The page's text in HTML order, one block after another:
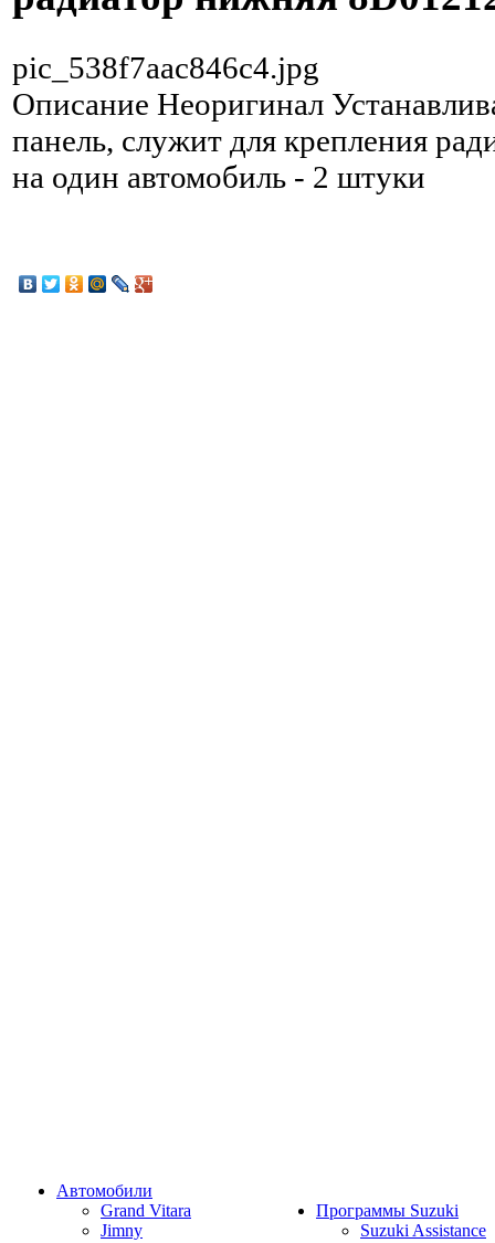
pic_538f7aac846c4.jpg
Описание Неоригинал
панель, служит для крепления
на один автомобиль - 2 штуки
Автомобили
Grand Vitara
Jimny
Программы Suzuki
Suzuki Assistance